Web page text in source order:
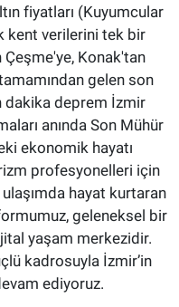
fiyatları (Kuyumcular
kent verilerini tek bir
Konak'tan
gelen son
dakika deprem İzmir
anında Son Mühür
ekonomik hayatı
profesyonelleri için
hayat kurtaran
geleneksel bir
yaşam merkezidir.
kadrosuyla İzmir’in
ediyoruz.